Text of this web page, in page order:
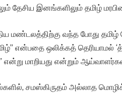
தேசிய இனங்களிலும் தமிழ்
மண்டலத்திற்கு வந்த போது
என்பதை ஒலிக்கத் தெரியாமல்
என்று மாறியது என்றும்
சமஸ்கிருதம் அல்லாத